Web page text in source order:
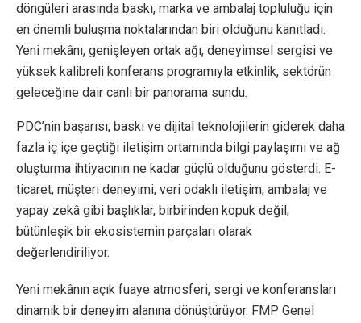
döngüleri arasında baskı, marka ve ambalaj topluluğu için
en önemli buluşma noktalarından biri olduğunu kanıtladı.
Yeni mekânı, genişleyen ortak ağı, deneyimsel sergisi ve
yüksek kalibreli konferans programıyla etkinlik, sektörün
geleceğine dair canlı bir panorama sundu.
PDC’nin başarısı, baskı ve dijital teknolojilerin giderek daha
fazla iç içe geçtiği iletişim ortamında bilgi paylaşımı ve ağ
oluşturma ihtiyacının ne kadar güçlü olduğunu gösterdi. E-
ticaret, müşteri deneyimi, veri odaklı iletişim, ambalaj ve
yapay zekâ gibi başlıklar, birbirinden kopuk değil;
bütünleşik bir ekosistemin parçaları olarak
değerlendiriliyor.
Yeni mekânın açık fuaye atmosferi, sergi ve konferansları
dinamik bir deneyim alanına dönüştürüyor. FMP Genel